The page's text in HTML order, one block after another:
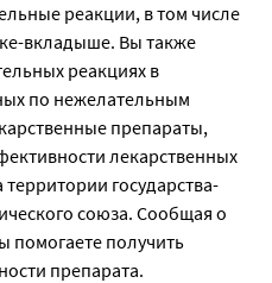
реакции, в том числе
вкладыше. Вы также
реакциях в
по нежелательным
препараты,
лекарственных
государства-
союза. Сообщая о
помогаете получить
препарата.